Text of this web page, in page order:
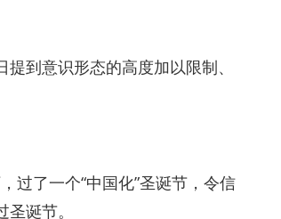
提到意识形态的高度加以限制、
过了一个“中国化”圣诞节，令信
诞节。